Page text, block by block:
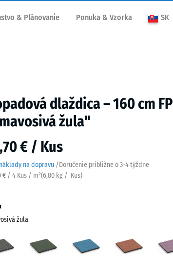
& Plánovanie Ponuka & Vzorka SK
dlaždica – 160 cm FP
žula"
€ / Kus
na dopravu /Doručenie približne o3-4 týždne
€ / 4 Kus / m²(6,80 kg / Kus)
žula
Tmavosivá
trávnik